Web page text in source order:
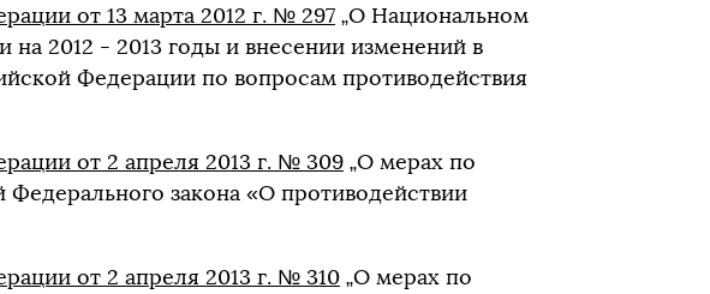
от 13 марта 2012 г. № 297 „О Национальном
на 2012 - 2013 годы и внесении изменений в
Федерации по вопросам противодействия
от 2 апреля 2013 г. № 309 „О мерах по
закона «О противодействии
от 2 апреля 2013 г. № 310 „О мерах по